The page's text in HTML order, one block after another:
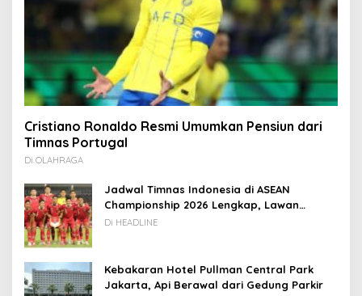
Cristiano Ronaldo Resmi Umumkan Pensiun dari
Timnas Portugal
Di OLAHRAGA
Jadwal Timnas Indonesia di ASEAN
Championship 2026 Lengkap, Lawan
Kamboja hingga Vietnam
Di HEADLINE
Kebakaran Hotel Pullman Central Park
Jakarta, Api Berawal dari Gedung Parkir